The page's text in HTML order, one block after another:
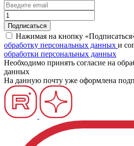
Нажимая на кнопку
обработку персональных данных и
обработки персональных данных
Необходимо принять согласие на
данных
На данную почту уже оформлена